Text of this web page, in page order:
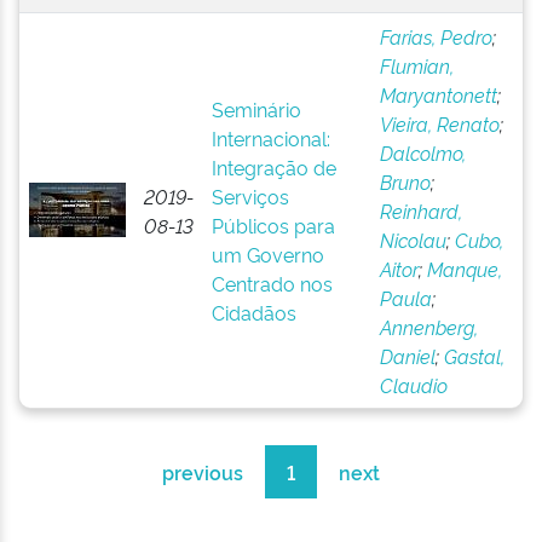
2019-
08-13
Seminário
Internacional:
Integração de
Serviços
Públicos para
um Governo
Centrado nos
Cidadãos
Farias, Pedro;
Flumian,
Maryantonett;
Vieira, Renato;
Dalcolmo,
Bruno;
Reinhard,
Nicolau;Cubo,
Aitor;Manque,
Paula;
Annenberg,
Daniel;Gastal,
Claudio
previous 1 next